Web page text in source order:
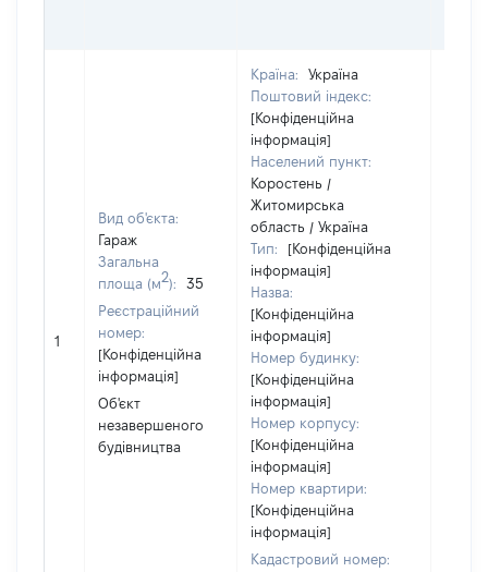
1
Вид об'єкта:
Гараж
Загальна
площа (м2):
35
Реєстраційний
номер:
[Конфіденційна
інформація]
Об'єкт
незавершеного
будівництва
Країна:
Україна
Поштовий індекс:
[Конфіденційна
інформація]
Населений пункт:
Коростень /
Житомирська
область / Україна
Тип:
[Конфіденційна
інформація]
Назва:
[Конфіденційна
інформація]
Номер будинку:
[Конфіденційна
інформація]
Номер корпусу:
[Конфіденційна
інформація]
Номер квартири:
[Конфіденційна
інформація]
Кадастровий номер: